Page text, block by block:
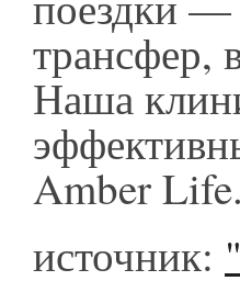
трансфер,
Наша
Amber Life.
источник: